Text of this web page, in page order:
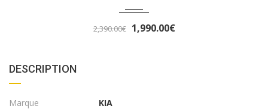
DESCRIPTION
Marque
KIA